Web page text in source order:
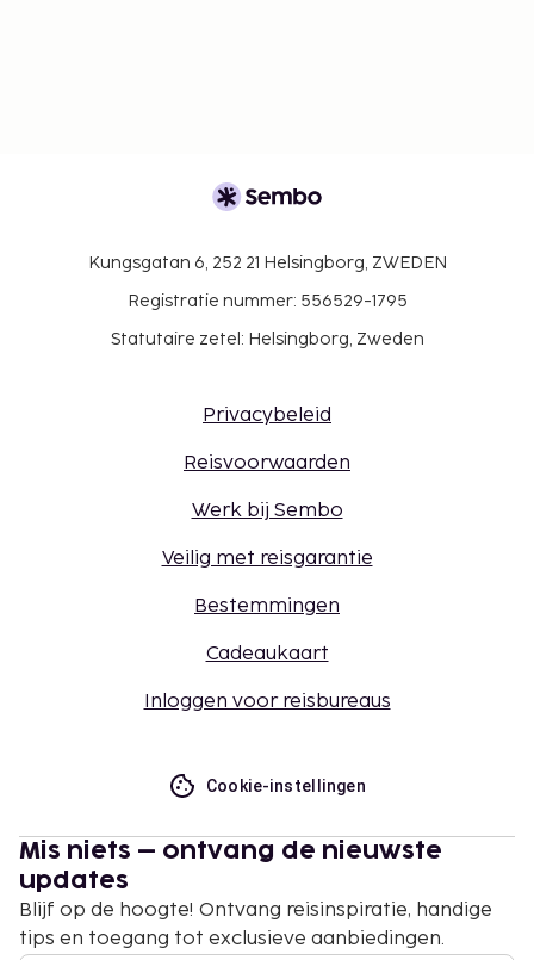
Kungsgatan 6, 252 21 Helsingborg, ZWEDEN
Registratie nummer: 556529-1795
Statutaire zetel: Helsingborg, Zweden
Privacybeleid
Reisvoorwaarden
Werk bij Sembo
Veilig met reisgarantie
Bestemmingen
Cadeaukaart
Inloggen voor reisbureaus
Cookie-instellingen
Mis niets – ontvang de nieuwste
updates
Blijf op de hoogte! Ontvang reisinspiratie, handige
tips en toegang tot exclusieve aanbiedingen.